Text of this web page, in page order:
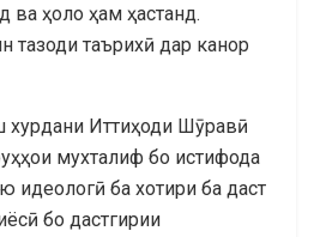
ва ҳоло ҳам ҳастанд.
тазоди таърихӣ дар канор
хурдани Иттиҳоди Шӯравӣ
мухталиф бо истифода
идеологӣ ба хотири ба даст
бо дастгирии